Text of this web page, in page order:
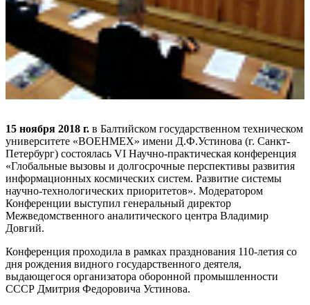
15 ноября 2018 г. в Балтийском государственном техническом
университете «ВОЕНМЕХ» имени Д.Ф.Устинова (г. Санкт-
Петербург) состоялась VI Научно-практическая конференция
«Глобальные вызовы и долгосрочные перспективы развития
информационных космических систем. Развитие системы
научно-технологических приоритетов». Модератором
Конференции выступил генеральный директор
Межведомственного аналитического центра Владимир
Довгий.
Конференция проходила в рамках празднования 110-летия со
дня рождения видного государственного деятеля,
выдающегося организатора оборонной промышленности
СССР Дмитрия Федоровича Устинова.